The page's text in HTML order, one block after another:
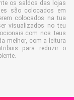
os saldos das lojas
são colocados em
colocados na tua
visualizados no teu
nos teus
melhor, com a leitura
para reduzir o